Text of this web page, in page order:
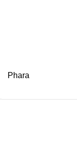
Phara